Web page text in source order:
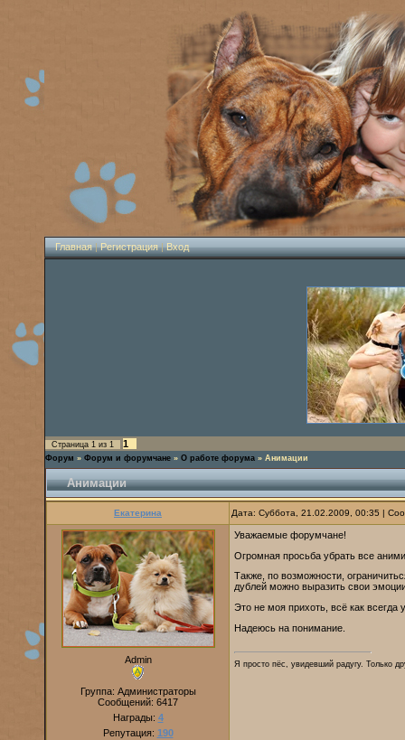
Главная|Регистрация|Вход
Страница 1 из 1 1
Форум » Форум и форумчане » О работе форума » Анимации
Анимации
Екатерина Дата: Суббота, 21.02.2009, 00:35 |
Admin
Группа: Администраторы
Сообщений: 6417
Награды: 4
Репутация: 190
Уважаемые форумчане!
Огромная просьба убрать все
Также, по возможности,
дублей можно выразить свои
Это не моя прихоть, всё как всегда
Надеюсь на понимание.
Я просто пёс, увидевший радугу. Только